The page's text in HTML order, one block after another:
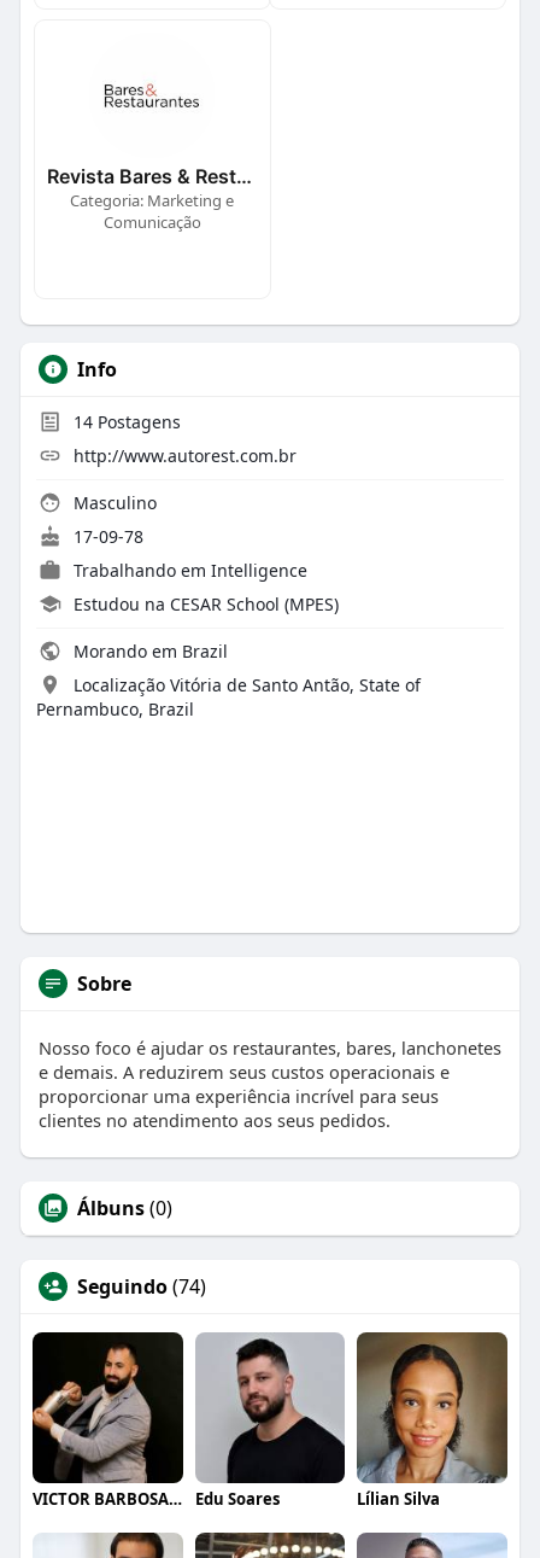
Revista Bares & Restaurantes
Categoria: Marketing e
Comunicação
Info
14Postagens
http://www.autorest.com.br
Masculino
17-09-78
Trabalhando em Intelligence
Estudou na CESAR School (MPES)
Morando em Brazil
Localização Vitória de Santo Antão, State of
Pernambuco, Brazil
Sobre
Nosso foco é ajudar os restaurantes, bares, lanchonetes
e demais. A reduzirem seus custos operacionais e
proporcionar uma experiência incrível para seus
clientes no atendimento aos seus pedidos.
Álbuns(0)
Seguindo(74)
VICTOR BARBOSA QUARANTA Edu Soares Lílian Silva